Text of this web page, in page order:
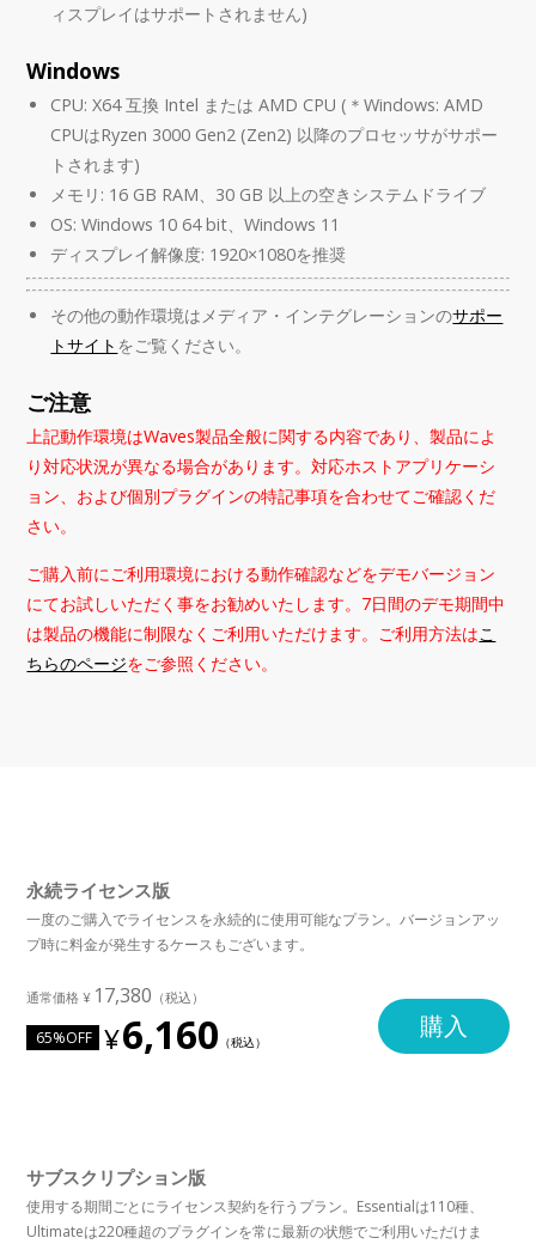
ィスプレイはサポートされません)
Windows
CPU: X64 互換 Intel または AMD CPU (＊Windows: AMD
CPUはRyzen 3000 Gen2 (Zen2) 以降のプロセッサがサポー
トされます)
メモリ: 16 GB RAM、30 GB 以上の空きシステムドライブ
OS: Windows 10 64 bit、Windows 11
ディスプレイ解像度: 1920×1080を推奨
その他の動作環境はメディア・インテグレーションのサポー
トサイト をご覧ください。
ご注意
上記動作環境はWaves製品全般に関する内容であり、製品によ
り対応状況が異なる場合があります。対応ホストアプリケーシ
ョン、および個別プラグインの特記事項を合わせてご確認くだ
さい。
ご購入前にご利用環境における動作確認などをデモバージョン
にてお試しいただく事をお勧めいたします。7日間のデモ期間中
は製品の機能に制限なくご利用いただけます。ご利用方法はこ
ちらのページをご参照ください。
永続ライセンス版
一度のご購入でライセンスを永続的に使用可能なプラン。バージョンアッ
プ時に料金が発生するケースもございます。
17,380
65%OFF 6,160 購入
サブスクリプション版
使用する期間ごとにライセンス契約を行うプラン。Essentialは110種、
Ultimateは220種超のプラグインを常に最新の状態でご利用いただけま